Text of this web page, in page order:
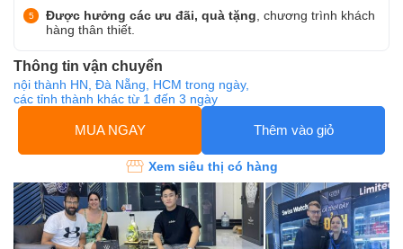
Được hưởng các ưu đãi, quà tặng , chương trình khách
hàng thân thiết.
Thông tin vận chuyển
nội thành HN, Đà Nẵng, HCM trong ngày,
các tỉnh thành khác từ 1 đến 3 ngày
MUA NGAY Thêm vào giỏ
Xem siêu thị có hàng